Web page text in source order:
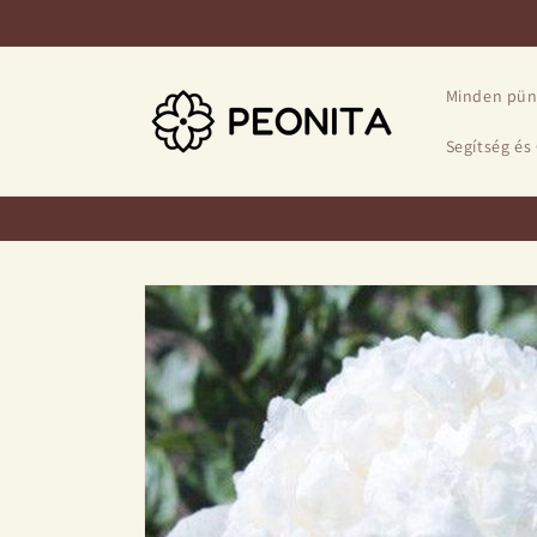
Minden
Segítség és
Kihagyás, és
ugrás a
termékadatokra